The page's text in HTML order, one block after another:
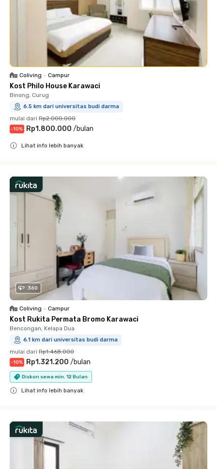
Coliving • Campur
Kost Philo House Karawaci
Binong, Curug
6.5 km dari universitas budi darma
mulai dari Rp2.000.000
-10% Rp1.800.000 /bulan
Lihat info lebih banyak
360
Coliving • Campur
Kost Rukita Permata Bromo Karawaci
Bencongan, Kelapa Dua
6.1 km dari universitas budi darma
mulai dari Rp1.468.000
-10% Rp1.321.200 /bulan
Diskon sewa min. 12 Bulan
Lihat info lebih banyak